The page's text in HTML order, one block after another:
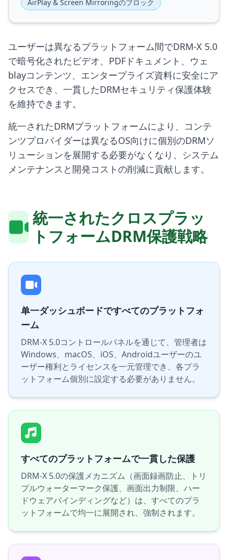
AirPlay & Screen Mirroringのブロック
ユーザーは異なるプラットフォーム間でDRM-X 5.0
で暗号化されたビデオ、PDFドキュメント、ウェ
blayコンテンツ、エンタープライズ資料に安全にア
クセスでき、一貫したDRMセキュリティ保護体験
を維持できます。
統一されたDRMプラットフォームにより、コンテ
ンツプロバイダーは異なるOS向けに個別のDRMソ
リューションを展開する必要がなくなり、システム
メンテナンスと開発コストの削減に貢献します。
統一されたクロスプラッ
トフォームDRM保護戦略
单一ダッシュボードですべてのプラットフォ
ーム
DRM-X 5.0コントロールパネルを通じて、管理者は
Windows、macOS、iOS、Androidユーザーのユ
ーザー権利とライセンスを一元管理でき、各プラ
ットフォーム個別に設定する必要がありません。
すべてのプラットフォームで一貫した保護
DRM-X 5.0の保護メカニズム（画面録画防止、トリ
プルウォーターマーク保護、画面出力制限、ハー
ドウェアバインディングなど）は、すべてのプラ
ットフォームで均一に展開され、強制されます。